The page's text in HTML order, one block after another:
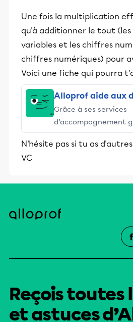
Une fois la multiplication
qu'à additionner le tout (les
variables et les chiffres
chiffres numériques) pour
Voici une fiche qui pourra
Alloprof aide aux
Grâce à ses services
d’accompagnement
stimulants, Alloprof
et leurs parents
N'hésite pas si tu as
VC
Reçois toutes
et astuces